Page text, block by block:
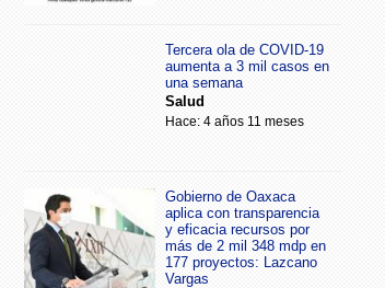
Tercera ola de COVID-19
aumenta a 3 mil casos en
una semana
Salud
Hace: 4 años 11 meses
Gobierno de Oaxaca
aplica con transparencia
y eficacia recursos por
más de 2 mil 348 mdp en
177 proyectos: Lazcano
Vargas